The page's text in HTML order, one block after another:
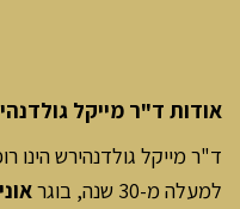
אודות ד"ר מייקל
ד"ר מייקל גולדנהירש הינו
למעלה מ-30 שנה, בוגר